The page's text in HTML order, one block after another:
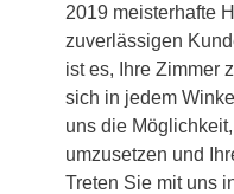
2019 meisterhafte
zuverlässigen
ist es, Ihre Zimmer
sich in jedem
uns die
umzusetzen und
Treten Sie mit uns